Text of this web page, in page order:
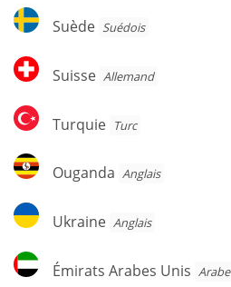
Suède
Suède Suédois
Suisse
Suisse Allemand
Turquie
Turquie Turc
Ouganda
Ouganda Anglais
Ukraine
Ukraine Anglais
Émirats
Arabes
Émirats Arabes Unis Arabe